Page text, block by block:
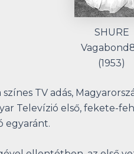
SHURE
(1953)
TV adás,
Televízió első, fekete-
egyaránt.